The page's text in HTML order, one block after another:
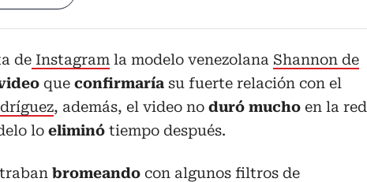
de Instagram la modelo venezolana Shannon de
que confirmaría su fuerte relación con el
, además, el video no duró mucho en la red
lo eliminó tiempo después.
bromeando con algunos filtros de